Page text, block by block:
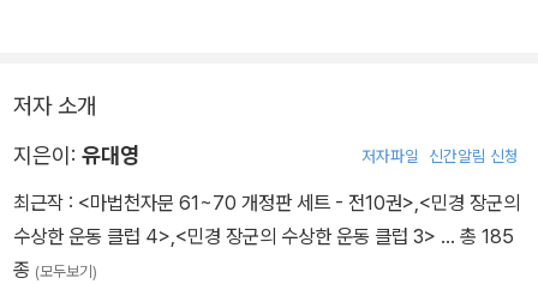
저자 소개
지은이: 유대영 저자파일 신간알림 신청
최근작 : <마법천자문 61~70 개정판 세트 - 전10권>,<민경 장군의
수상한 운동 클럽 4>,<민경 장군의 수상한 운동 클럽 3> … 총 185
종 (모두보기)